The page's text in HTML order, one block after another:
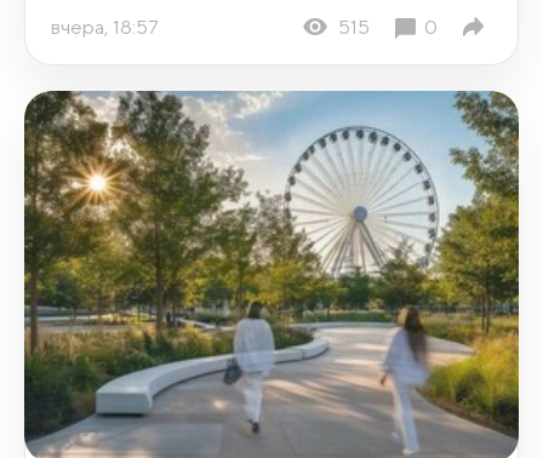
вчера, 18:57 515 0